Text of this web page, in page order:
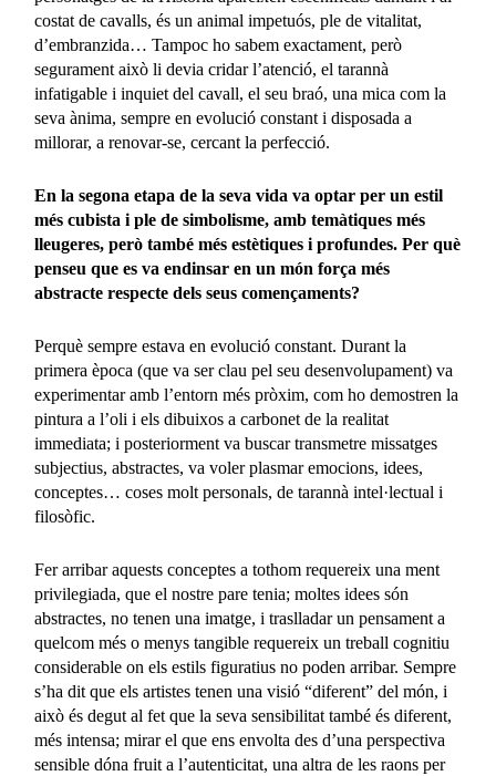
costat de cavalls, és un animal impetuós, ple de vitalitat,
d’embranzida… Tampoc ho sabem exactament, però
segurament això li devia cridar l’atenció, el tarannà
infatigable i inquiet del cavall, el seu braó, una mica com la
seva ànima, sempre en evolució constant i disposada a
millorar, a renovar-se, cercant la perfecció.
En la segona etapa de la seva vida va optar per un estil
més cubista i ple de simbolisme, amb temàtiques més
lleugeres, però també més estètiques i profundes. Per què
penseu que es va endinsar en un món força més
abstracte respecte dels seus començaments?
Perquè sempre estava en evolució constant. Durant la
primera època (que va ser clau pel seu desenvolupament) va
experimentar amb l’entorn més pròxim, com ho demostren la
pintura a l’oli i els dibuixos a carbonet de la realitat
immediata; i posteriorment va buscar transmetre missatges
subjectius, abstractes, va voler plasmar emocions, idees,
conceptes… coses molt personals, de tarannà intel·lectual i
filosòfic.
Fer arribar aquests conceptes a tothom requereix una ment
privilegiada, que el nostre pare tenia; moltes idees són
abstractes, no tenen una imatge, i traslladar un pensament a
quelcom més o menys tangible requereix un treball cognitiu
considerable on els estils figuratius no poden arribar. Sempre
s’ha dit que els artistes tenen una visió “diferent” del món, i
això és degut al fet que la seva sensibilitat també és diferent,
més intensa; mirar el que ens envolta des d’una perspectiva
sensible dóna fruit a l’autenticitat, una altra de les raons per